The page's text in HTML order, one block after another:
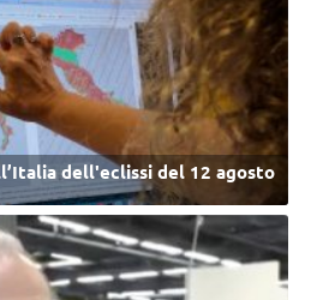
dell'eclissi del 12 agosto